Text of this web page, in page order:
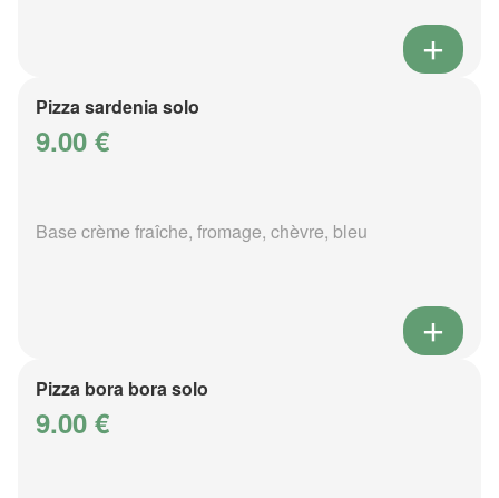
Pizza sardenia solo
9.00 €
Base crème fraîche, fromage, chèvre, bleu
Pizza bora bora solo
9.00 €